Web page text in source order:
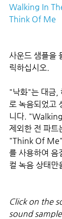
Walking In
Think Of Me
사운드 샘플을
릭하십시오.
"낙화"는 대금,
로 녹음되었고
니다.
제외한 전 파트
"Think Of Me"
를 사용하여 음
컬 녹음 상태만
Click on the
sound sample.